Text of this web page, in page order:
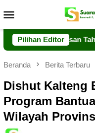
ke
Mobile
Pilihan Editor
Pengawasan Tahura,
Beranda Berita Terbaru
Dishut Kalteng
Program
Wilayah